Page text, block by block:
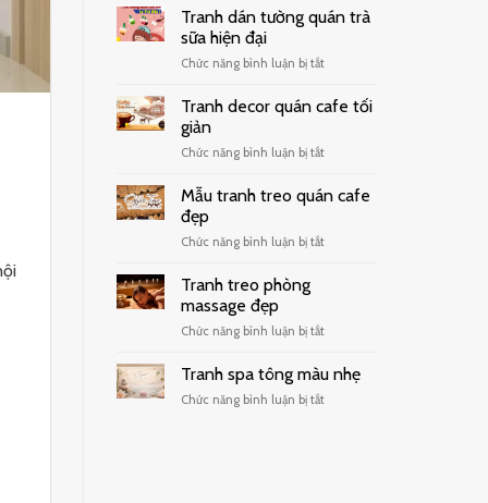
Tranh dán tường quán trà
sữa hiện đại
Chức năng bình luận bị tắtở
dán
trà
hiện
Tranh decor quán cafe tối
giản
Chức năng bình luận bị tắtở
decor
tối
Mẫu tranh treo quán cafe
đẹp
Chức năng bình luận bị tắtở
cafe
Tranh treo phòng
massage đẹp
Chức năng bình luận bị tắtở
treo
phòng
massage
Tranh spa tông màu nhẹ
Chức năng bình luận bị tắtở